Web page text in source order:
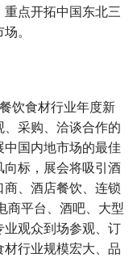
点开拓中国东北三
。
饮食材行业年度新
采购、洽谈合作的
国内地市场的最佳
标，展会将吸引酒
、酒店餐饮、连锁
商平台、酒吧、大型
观众到场参观、订
行业规模宏大、品